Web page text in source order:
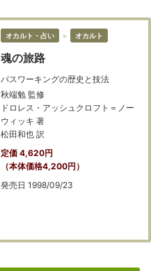
オカルト・占い ＞ オカルト
魂の旅路
パスワーキングの歴史と技法
秋端勉 監修
ドロレス・アッシュクロフト＝ノー
ウィッキ 著
松田和也 訳
定価 4,620円
（本体価格4,200円）
発売日 1998/09/23